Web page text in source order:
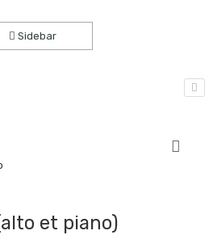
Sidebar
et piano)